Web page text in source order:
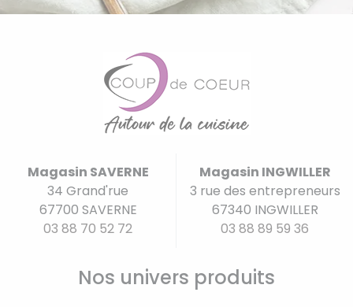
Magasin SAVERNE
34 Grand'rue
67700 SAVERNE
03 88 70 52 72
Magasin INGWILLER
3 rue des entrepreneurs
67340 INGWILLER
03 88 89 59 36
Nos univers produits